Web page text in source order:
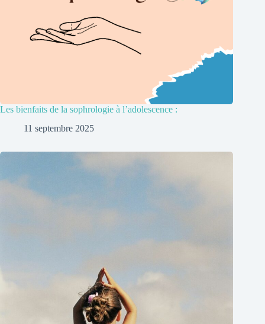
Les bienfaits de la sophrologie à l’adolescence :
11 septembre 2025